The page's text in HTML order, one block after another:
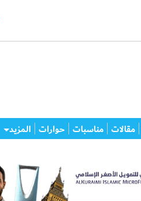
مقالات مناسبات حوارات المزيد